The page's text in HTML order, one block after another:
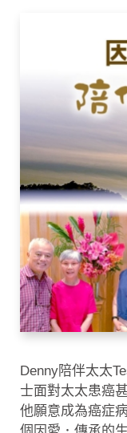
Denny陪伴太太
士面對太太患癌
他願意成為癌症